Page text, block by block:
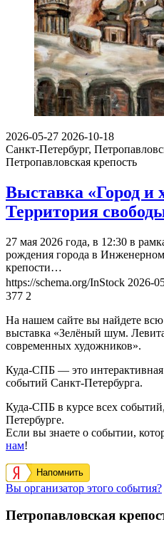
2026-05-27 2026-10-18
Санкт-Петербург,
Петропавловская крепость
Выставка «Город и
Территория
27 мая 2026 года, в 12:30 в
рождения города в
крепости…
https://schema.org/InStock 2026-
377 2
На нашем сайте вы найдете
выставка «Зелёный шум.
современных художников».
Куда-СПБ — это
событий Санкт-Петербурга.
Куда-СПБ в курсе всех
Петербурге.
Если вы знаете о событии,
нам!
Напомнить
Вы организатор этого события?
Петропавловская